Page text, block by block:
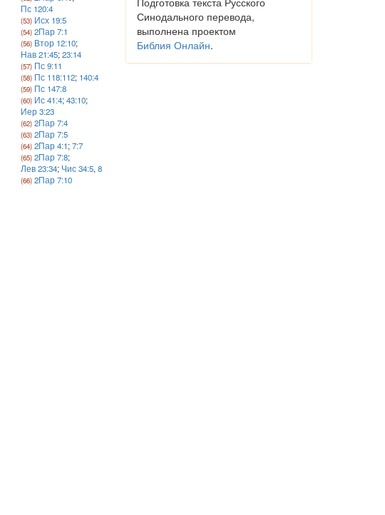
Пс 120:4
Исх 19:5
2Пар 7:1
Втор 12:10;
Нав 21:45;23:14
Пс 9:11
Пс 118:112; 140:4
Пс 147:8
Ис 41:4;43:10;
Иер 3:23
2Пар 7:4
2Пар 7:5
2Пар 4:1;7:7
2Пар 7:8;
Лев 23:34; Чис 34:5,8
2Пар 7:10
Синодального перевода,
выполнена проектом
Библия Онлайн.